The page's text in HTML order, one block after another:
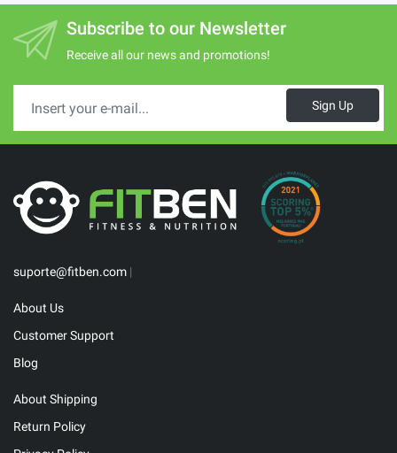
Subscribe to our Newsletter
Receive all our news and promotions!
Sign Up
suporte@fitben.com |
About Us
Customer Support
Blog
About Shipping
Return Policy